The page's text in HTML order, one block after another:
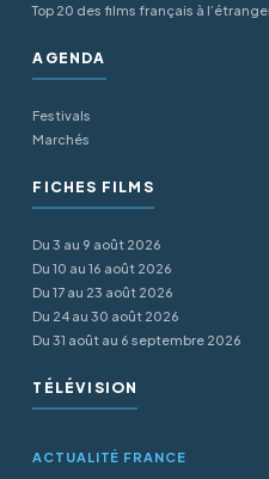
Top 20 des films français à
AGENDA
Festivals
Marchés
FICHES FILMS
Du 3 au 9 août 2026
Du 10 au 16 août 2026
Du 17 au 23 août 2026
Du 24 au 30 août 2026
Du 31 août au 6 septembre 2026
TÉLÉVISION
ACTUALITÉ FRANCE